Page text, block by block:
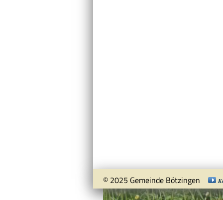
© 2025 Gemeinde Bötzingen